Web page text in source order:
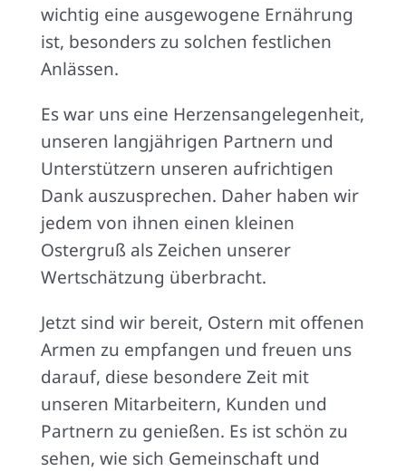
wichtig eine ausgewogene Ernährung
ist, besonders zu solchen festlichen
Anlässen.
Es war uns eine Herzensangelegenheit,
unseren langjährigen Partnern und
Unterstützern unseren aufrichtigen
Dank auszusprechen. Daher haben wir
jedem von ihnen einen kleinen
Ostergruß als Zeichen unserer
Wertschätzung überbracht.
Jetzt sind wir bereit, Ostern mit offenen
Armen zu empfangen und freuen uns
darauf, diese besondere Zeit mit
unseren Mitarbeitern, Kunden und
Partnern zu genießen. Es ist schön zu
sehen, wie sich Gemeinschaft und